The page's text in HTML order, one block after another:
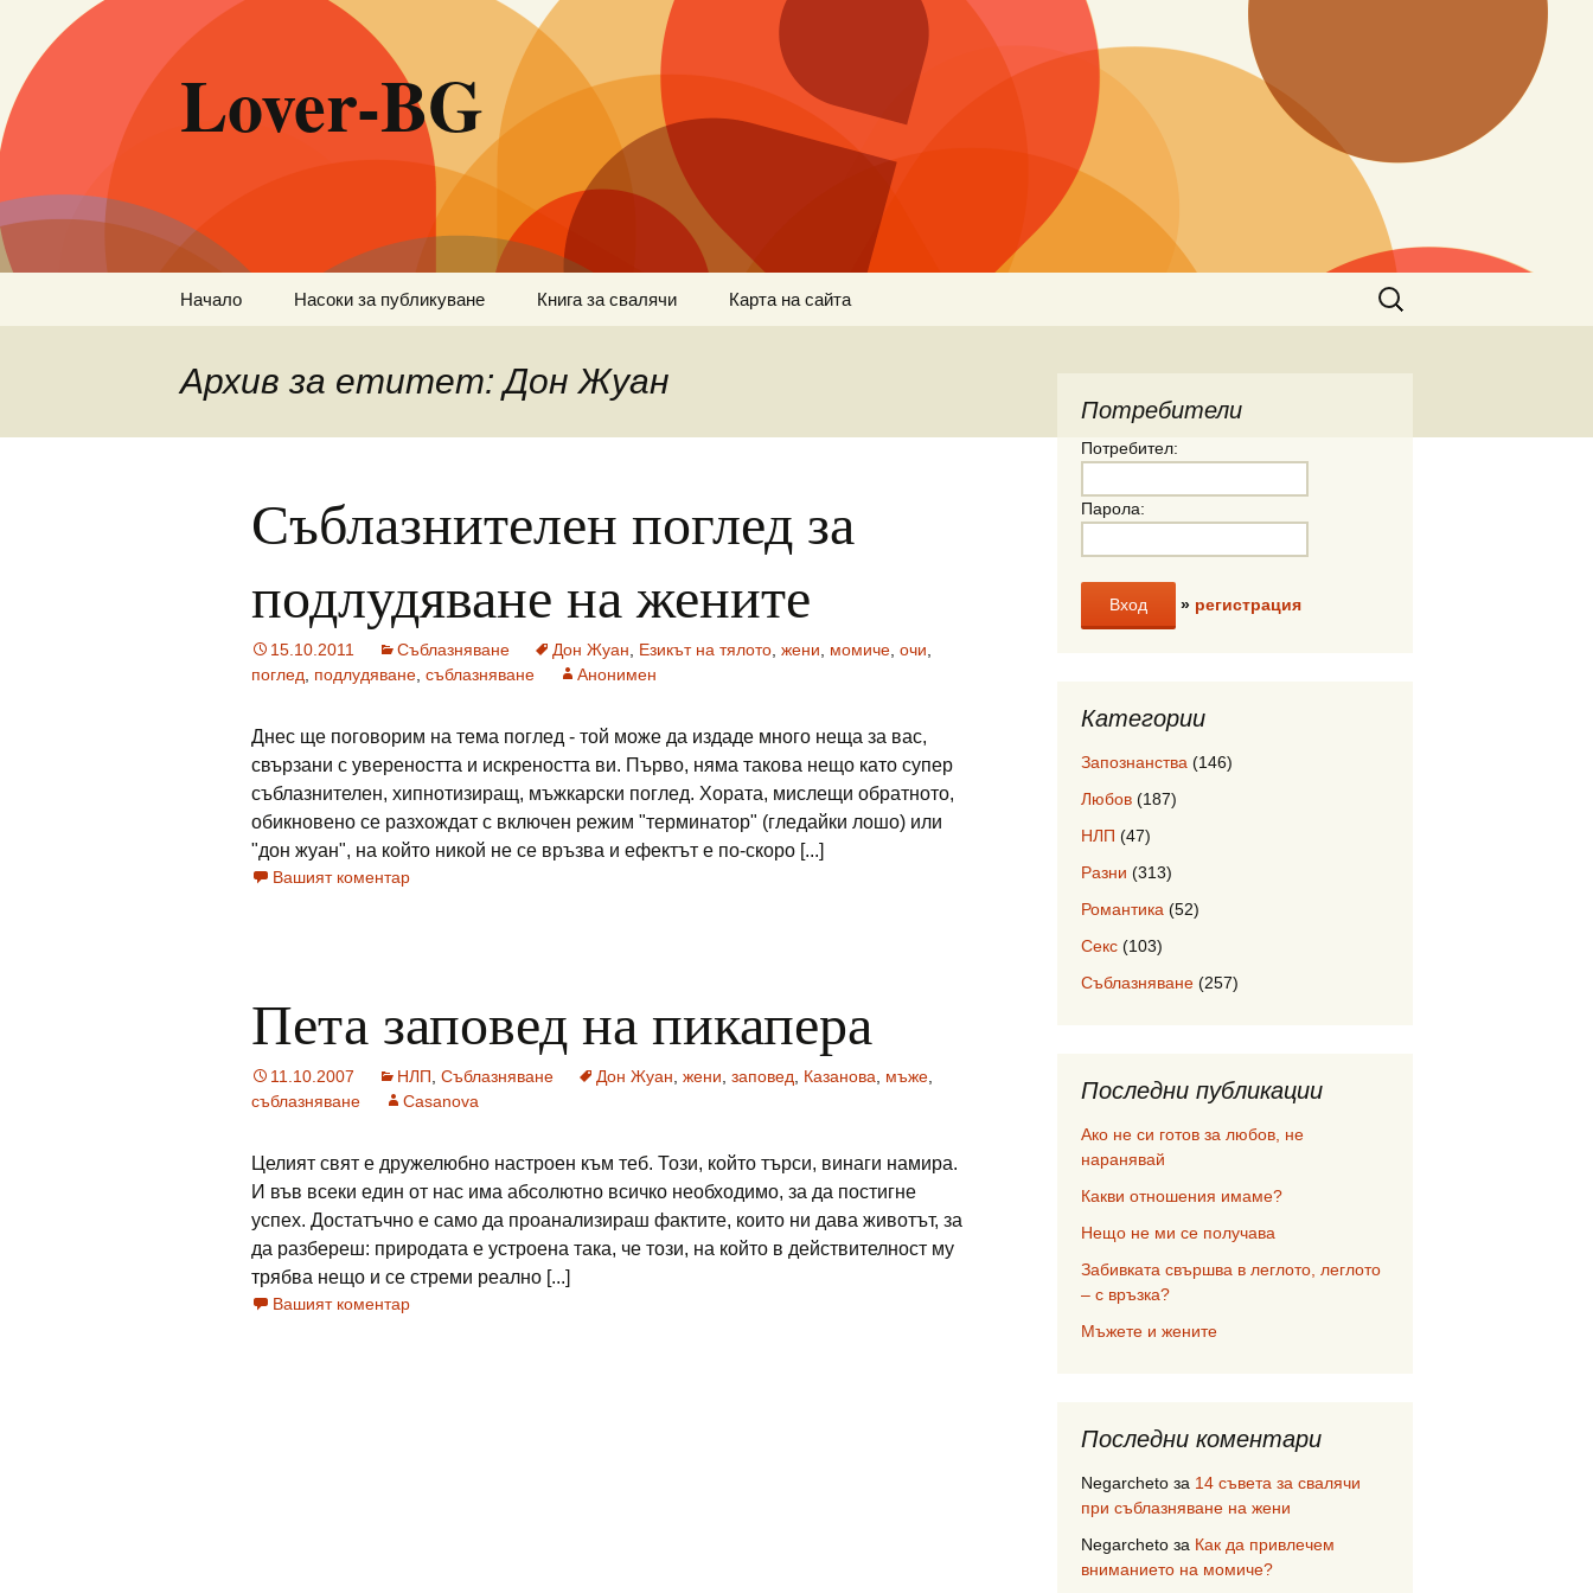
Lover-BG
Начало Насоки за публикуване Книга за свалячи Карта на сайта
Търсене
за:
Архив за етитет: Дон Жуан
Съблазнителен поглед за
подлудяване на жените
15.10.2011 Съблазняване Дон Жуан Езикът на тялото жени момиче очи
поглед
подлудяване съблазняване Анонимен
Днес ще поговорим на тема поглед - той може да издаде много неща за вас,
свързани с увереността и искреността ви. Първо, няма такова нещо като супер
съблазнителен, хипнотизиращ, мъжкарски поглед. Хората, мислещи обратното,
обикновено се разхождат с включен режим "терминатор" (гледайки лошо) или
"дон жуан", на който никой не се връзва и ефектът е по-скоро [...]
Вашият коментар
Пета заповед на пикапера
11.10.2007 НЛП Съблазняване Дон Жуан жени заповед Казанова мъже
съблазняване
Casanova
Целият свят е дружелюбно настроен към теб. Този, който търси, винаги намира.
И във всеки един от нас има абсолютно всичко необходимо, за да постигне
успех. Достатъчно е само да проанализираш фактите, които ни дава животът, за
да разбереш: природата е устроена така, че този, на който в действителност му
трябва нещо и се стреми реално [...]
Вашият коментар
Потребители
Потребител:
Парола:
» регистрация
Категории
Запознанства (146)
Любов (187)
НЛП (47)
Разни (313)
Романтика (52)
Секс (103)
Съблазняване (257)
Последни публикации
Ако не си готов за любов, не
наранявай
Какви отношения имаме?
Нещо не ми се получава
Забивката свършва в леглото, леглото
– с връзка?
Мъжете и жените
Последни коментари
Negarcheto за 14 съвета за свалячи
при съблазняване на жени
Negarcheto за Как да привлечем
вниманието на момиче?